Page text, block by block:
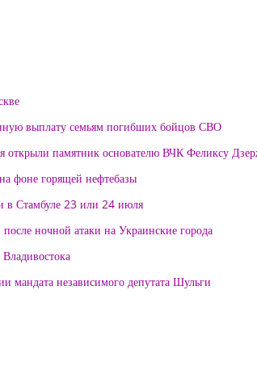
выплату семьям погибших бойцов СВО
открыли памятник основателю ВЧК Феликсу
фоне горящей нефтебазы
в Стамбуле 23 или 24 июля
ночной атаки на Украинские города
мандата независимого депутата Шульги